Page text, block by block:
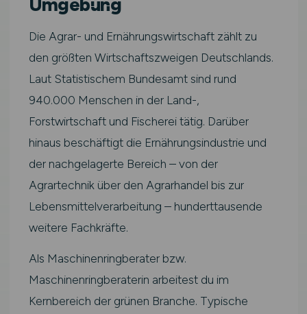
Die Agrar- und Ernährungswirtschaft zählt zu
den größten Wirtschaftszweigen Deutschlands.
Laut Statistischem Bundesamt sind rund
940.000 Menschen in der Land-,
Forstwirtschaft und Fischerei tätig. Darüber
hinaus beschäftigt die Ernährungsindustrie und
der nachgelagerte Bereich – von der
Agrartechnik über den Agrarhandel bis zur
Lebensmittelverarbeitung – hunderttausende
weitere Fachkräfte.
Als Maschinenringberater bzw.
Maschinenringberaterin arbeitest du im
Kernbereich der grünen Branche. Typische